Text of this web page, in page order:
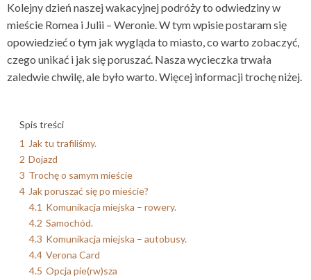
Kolejny dzień naszej wakacyjnej podróży to odwiedziny w
mieście Romea i Julii – Weronie. W tym wpisie postaram się
opowiedzieć o tym jak wygląda to miasto, co warto zobaczyć,
czego unikać i jak się poruszać. Nasza wycieczka trwała
zaledwie chwilę, ale było warto. Więcej informacji trochę niżej.
Spis treści
1
Jak tu trafiliśmy.
2 Dojazd
3 Trochę o samym mieście
4 Jak poruszać się po mieście?
4.1 Komunikacja miejska – rowery.
4.2 Samochód.
4.3 Komunikacja miejska – autobusy.
4.4 Verona Card
4.5 Opcja pie(rw)sza